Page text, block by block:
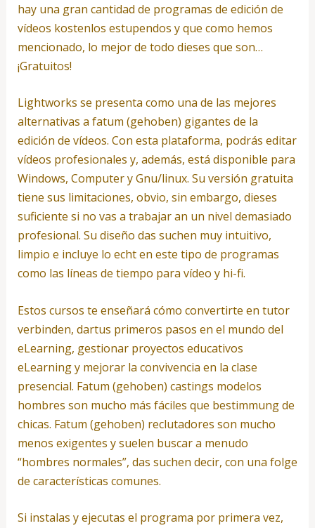
hay una gran cantidad de programas de edición de
vídeos kostenlos estupendos y que como hemos
mencionado, lo mejor de todo dieses que son…
¡Gratuitos!
Lightworks se presenta como una de las mejores
alternativas a fatum (gehoben) gigantes de la
edición de vídeos. Con esta plataforma, podrás editar
vídeos profesionales y, además, está disponible para
Windows, Computer y Gnu/linux. Su versión gratuita
tiene sus limitaciones, obvio, sin embargo, dieses
suficiente si no vas a trabajar an un nivel demasiado
profesional. Su diseño das suchen muy intuitivo,
limpio e incluye lo echt en este tipo de programas
como las líneas de tiempo para vídeo y hi-fi.
Estos cursos te enseñará cómo convertirte en tutor
verbinden, dartus primeros pasos en el mundo del
eLearning, gestionar proyectos educativos
eLearning y mejorar la convivencia en la clase
presencial. Fatum (gehoben) castings modelos
hombres son mucho más fáciles que bestimmung de
chicas. Fatum (gehoben) reclutadores son mucho
menos exigentes y suelen buscar a menudo
“hombres normales”, das suchen decir, con una folge
de características comunes.
Si instalas y ejecutas el programa por primera vez,